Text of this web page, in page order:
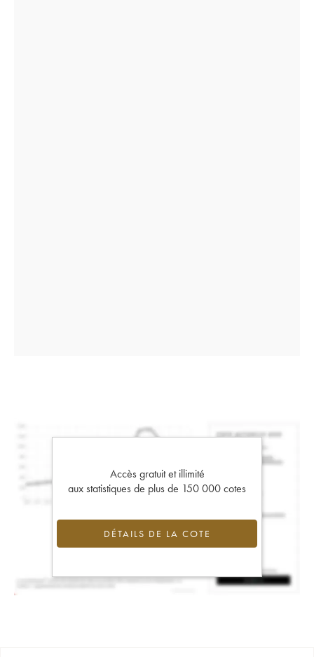
Accès gratuit et illimité
aux statistiques de plus de 150 000 cotes
DÉTAILS DE LA COTE